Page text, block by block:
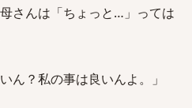
さんは「ちょっと…」っては
ん？私の事は良いんよ。」